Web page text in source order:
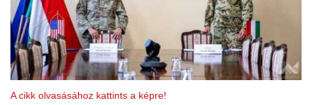
A cikk olvasásához kattints a képre!